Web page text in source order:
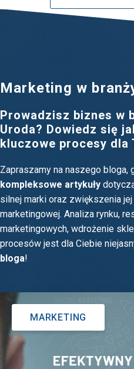
Marketing w
Prowadzisz biznes w
Uroda? Dowiedz się
kluczowe procesy dla
Zapraszamy na naszego bloga,
kompleksowe artykuły
silnej marki oraz zwiększenia
marketingowej. Analiza rynku,
marketingowych, wdrożenie
procesów jest dla Ciebie
bloga!
MARKETING